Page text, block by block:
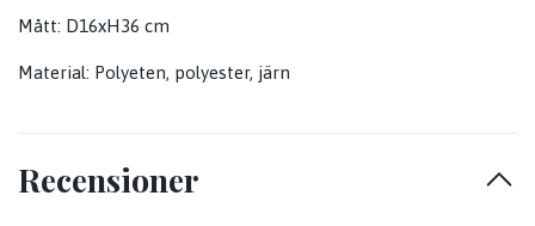
Mått: D16xH36 cm
Material: Polyeten, polyester, järn
Recensioner